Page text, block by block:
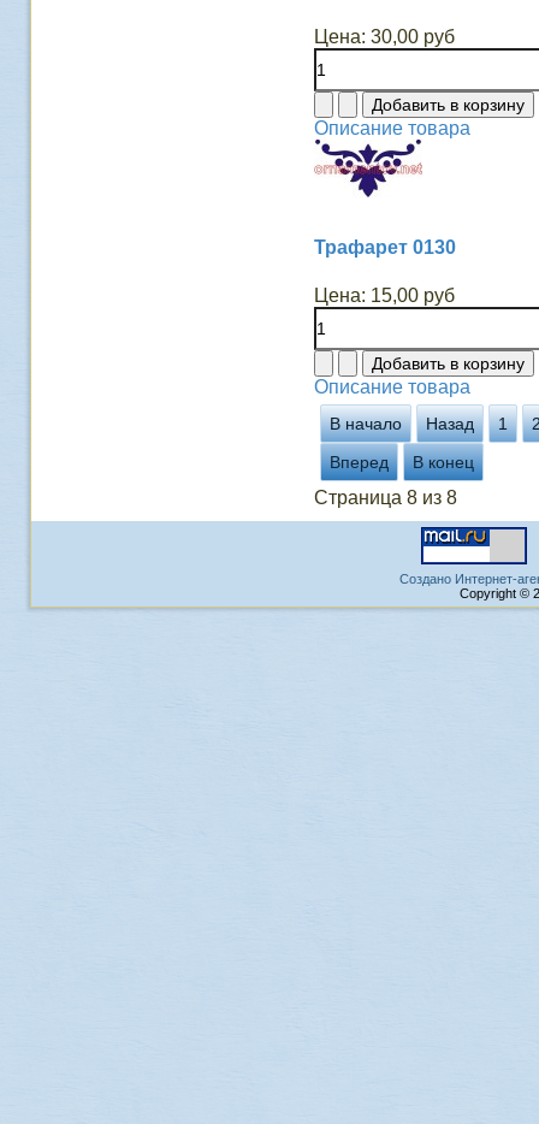
Цена: 30,00 руб
Описание товара
Трафарет 0130
Цена: 15,00 руб
Описание товара
В начало Назад 1
Вперед
В конец
Страница 8 из 8
Создано Интернет-
Copyright ©